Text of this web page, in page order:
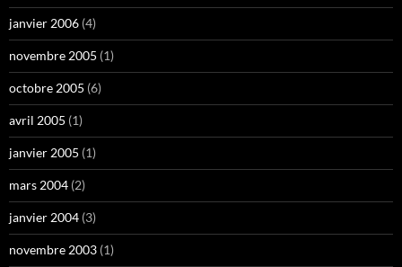
janvier 2006 (4)
novembre 2005 (1)
octobre 2005 (6)
avril 2005 (1)
janvier 2005 (1)
mars 2004 (2)
janvier 2004 (3)
novembre 2003 (1)